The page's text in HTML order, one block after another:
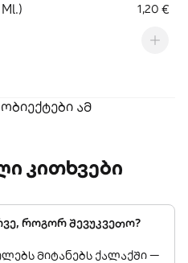
1,20 €
ამ
კითხვები
როგორ შევუკვეთო?
მიტანებს ქალაქში —